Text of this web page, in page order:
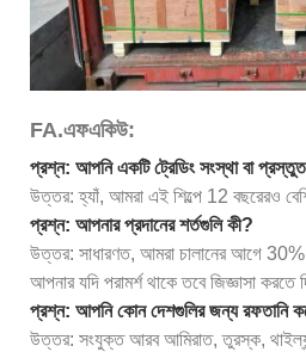
FA.এফএকিউ:
প্রশ্ন: আপনি একটি ট্রেডিং সংস্থা বা
উত্তর: হ্যাঁ, আমরা এই শিল্পে 12 বছরেরও
প্রশ্ন: আপনার প্রদানের শর্তগুলি কী?
উত্তর: সাধারণত, আমরা চালানের আগে
আপনার যদি পরামর্শ থাকে তবে জিজ্ঞাসা করতে
প্রশ্ন: আপনি কোন দেশগুলির জন্য রফতানি
উত্তর: সংযুক্ত আরব আমিরাত, তুরস্ক,